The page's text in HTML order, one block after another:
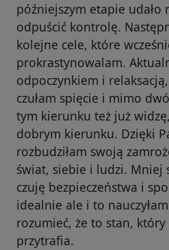
późniejszym etapie udało
odpuścić kontrolę.
kolejne cele, które
prokrastynowalam.
odpoczynkiem i
czułam spięcie i mimo
tym kierunku też już
dobrym kierunku. Dzięki
rozbudziłam swoją
świat, siebie i ludzi. Mniej
czuję bezpieczeństwa i
idealnie ale i to
rozumieć, że to stan,
przytrafia.